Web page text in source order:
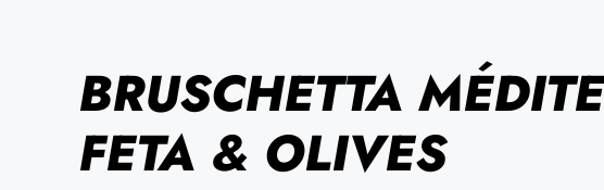
BRUSCHETTA
FETA & OLIVES